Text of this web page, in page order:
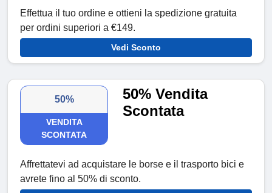
Effettua il tuo ordine e ottieni la spedizione gratuita
per ordini superiori a €149.
Vedi Sconto
50%
VENDITA
SCONTATA
50% Vendita
Scontata
Affrettatevi ad acquistare le borse e il trasporto bici e
avrete fino al 50% di sconto.